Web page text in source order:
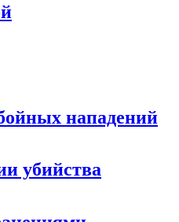
нападений
убийства